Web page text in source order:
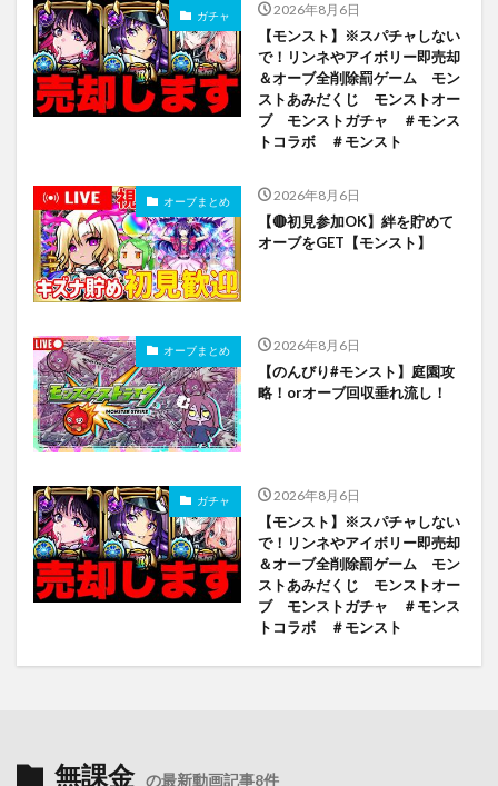
ガチャ 2026年8月6日
【モンスト】※スパチャしない
で！リンネやアイボリー即売却
＆オーブ全削除罰ゲーム モン
ストあみだくじ モンストオー
ブ モンストガチャ ＃モンス
トコラボ ＃モンスト
オーブまとめ 2026年8月6日
【🔴初見参加OK】絆を貯めて
オーブをGET【モンスト】
オーブまとめ 2026年8月6日
【のんびり#モンスト】庭園攻
略！orオーブ回収垂れ流し！
ガチャ 2026年8月6日
【モンスト】※スパチャしない
で！リンネやアイボリー即売却
＆オーブ全削除罰ゲーム モン
ストあみだくじ モンストオー
ブ モンストガチャ ＃モンス
トコラボ ＃モンスト
無課金 の最新動画記事8件